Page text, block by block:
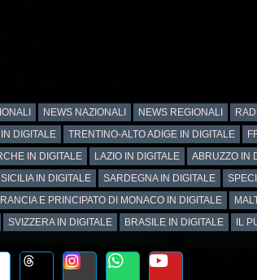
NEWS NAZIONALI NEWS REGIONALI
DIGITALE TRENTINO-ALTO ADIGE IN DIGITALE
IN DIGITALE LAZIO IN DIGITALE ABRUZZO IN
SICILIA IN DIGITALE SARDEGNA IN DIGITALE
E PRINCIPATO DI MONACO IN DIGITALE
SVIZZERA IN DIGITALE BRASILE IN DIGITALE IL